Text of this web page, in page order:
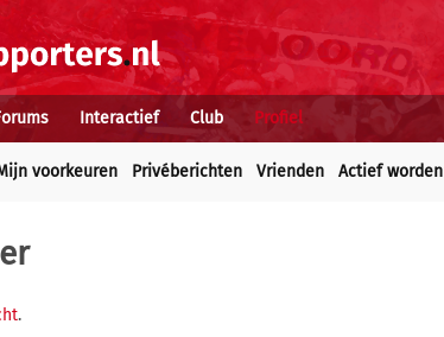
Interactief Club Profiel
voorkeuren Privéberichten Vrienden Actief worden
.